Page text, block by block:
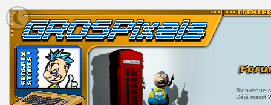
Bienvenue
Déjà inscrit